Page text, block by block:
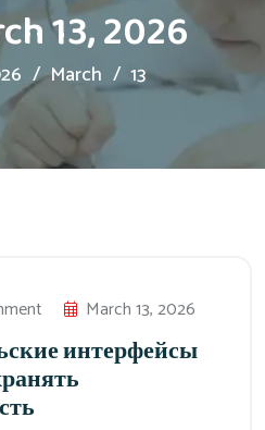
13, 2026
March 13
March 13, 2026
интерфейсы